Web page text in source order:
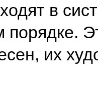
в
порядке.
их